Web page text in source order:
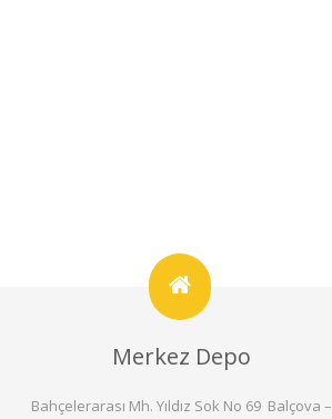
Merkez Depo
Bahçelerarası Mh. Yıldız Sok No 69 Balçova –